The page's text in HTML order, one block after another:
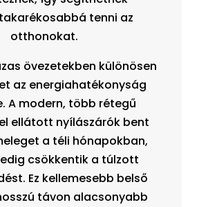
tenni az
otthonokat.
övezetekben különösen
az energiahatékonyság
A modern, több rétegű
ellátott nyílászárók bent
a téli hónapokban,
csökkentik a túlzott
Ez kellemesebb belső
távon alacsonyabb